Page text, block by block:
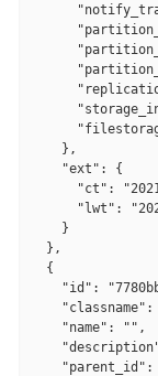
    },
    "ext": {
"ct":
"lwt":
    }
  },
  {
"id":
"classname":
    "name": "",
"parent_id":